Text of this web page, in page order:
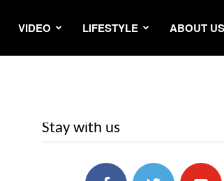
VIDEO LIFESTYLE ABOUT US
Stay with us